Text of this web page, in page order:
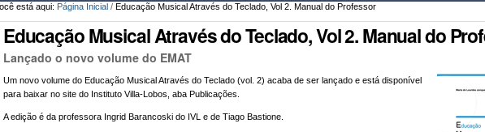
está aqui: Página Inicial / Educação Musical Através do Teclado, Vol 2. Manual do Professor
Educação Musical Através do Teclado, Vol 2. Manual do
Lançado o novo volume do EMAT
Um novo volume do Educação Musical Através do Teclado (vol. 2) acaba de ser lançado e está disponível
para baixar no site do Instituto Villa-Lobos, aba Publicações.
A edição é da professora Ingrid Barancoski do IVL e de Tiago Bastione.